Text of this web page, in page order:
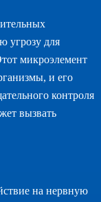
угрозу для
микроэлемент
и его
контроля
вызвать
на нервную